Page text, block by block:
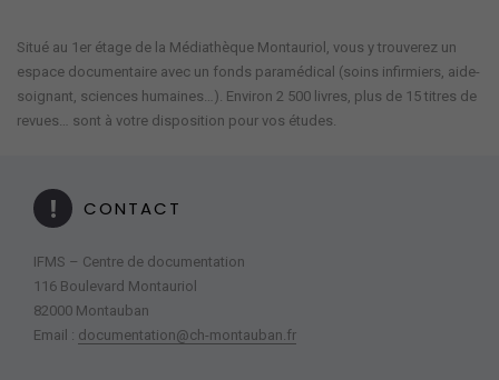
Situé au 1er étage de la Médiathèque Montauriol, vous y trouverez un
espace documentaire avec un fonds paramédical (soins infirmiers, aide-
soignant, sciences humaines…). Environ 2 500 livres, plus de 15 titres de
revues… sont à votre disposition pour vos études.
CONTACT
IFMS – Centre de documentation
116 Boulevard Montauriol
82000 Montauban
Email : documentation@ch-montauban.fr